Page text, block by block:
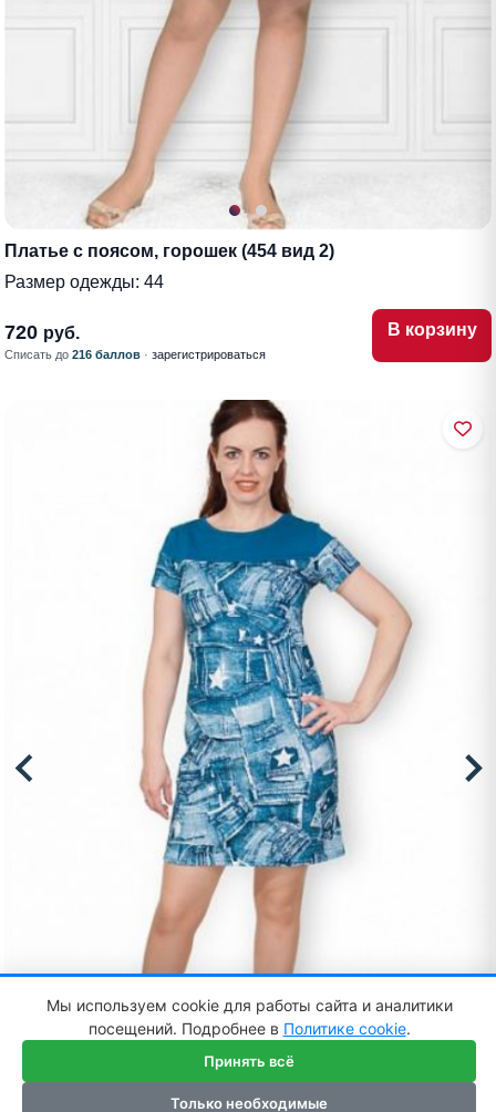
Платье с поясом, горошек (454 вид 2)
Размер одежды: 44
720 руб.
Списать до 216 баллов · зарегистрироваться
В корзину
Мы используем cookie для работы сайта и аналитики
посещений. Подробнее в Политике cookie.
Принять всё
Только необходимые